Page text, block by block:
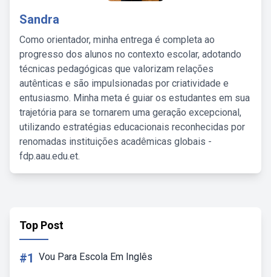
Sandra
Como orientador, minha entrega é completa ao
progresso dos alunos no contexto escolar, adotando
técnicas pedagógicas que valorizam relações
autênticas e são impulsionadas por criatividade e
entusiasmo. Minha meta é guiar os estudantes em sua
trajetória para se tornarem uma geração excepcional,
utilizando estratégias educacionais reconhecidas por
renomadas instituições acadêmicas globais -
fdp.aau.edu.et.
Top Post
#1 Vou Para Escola Em Inglês